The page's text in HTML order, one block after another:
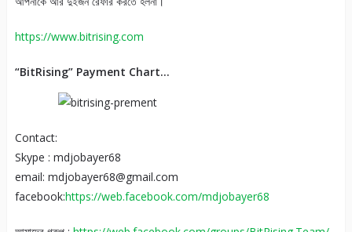
https://www.bitrising.com
“BitRising” Payment Chart…
Contact:
Skype : mdjobayer68
email: mdjobayer68@gmail.com
facebook:https://web.facebook.com/mdjobayer68